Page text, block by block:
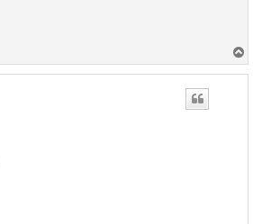
a